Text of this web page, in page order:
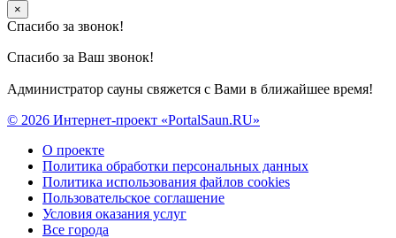
×
Спасибо за звонок!
Спасибо за Ваш звонок!
Администратор сауны свяжется с Вами в ближайшее время!
© 2026 Интернет-проект «PortalSaun.RU»
О проекте
Политика обработки персональных данных
Политика использования файлов cookies
Пользовательское соглашение
Условия оказания услуг
Все города